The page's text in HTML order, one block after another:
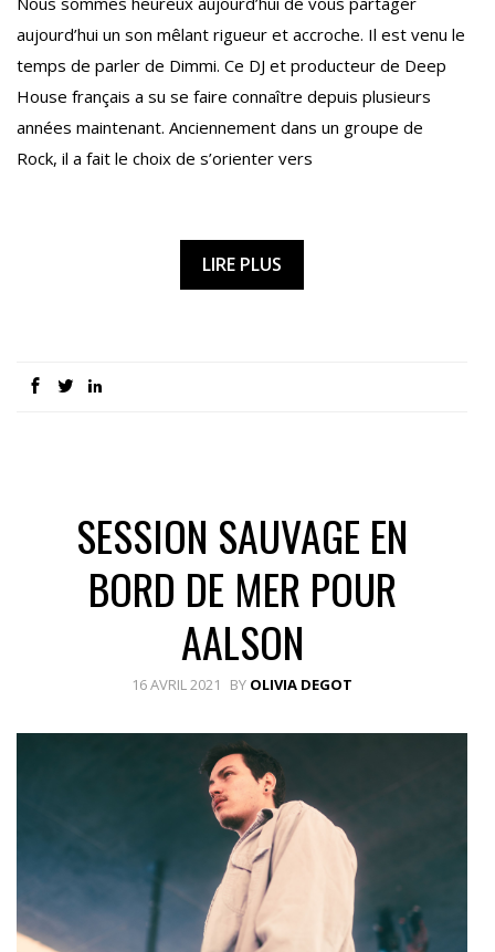
aujourd’hui un son mêlant rigueur et accroche. Il est venu le
temps de parler de Dimmi. Ce DJ et producteur de Deep
House français a su se faire connaître depuis plusieurs
années maintenant. Anciennement dans un groupe de
Rock, il a fait le choix de s’orienter vers
LIRE PLUS
SESSION SAUVAGE EN
BORD DE MER POUR
AALSON
16 AVRIL 2021 BY OLIVIA DEGOT